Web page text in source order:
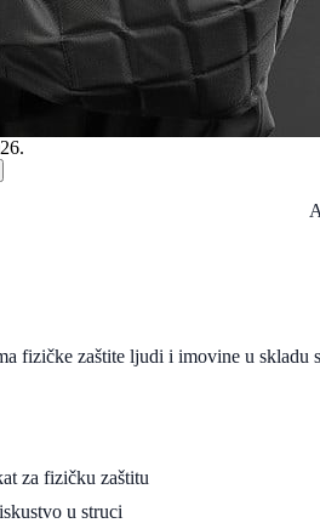
fizičke zaštite ljudi i imovine u skladu
za fizičku zaštitu
u struci